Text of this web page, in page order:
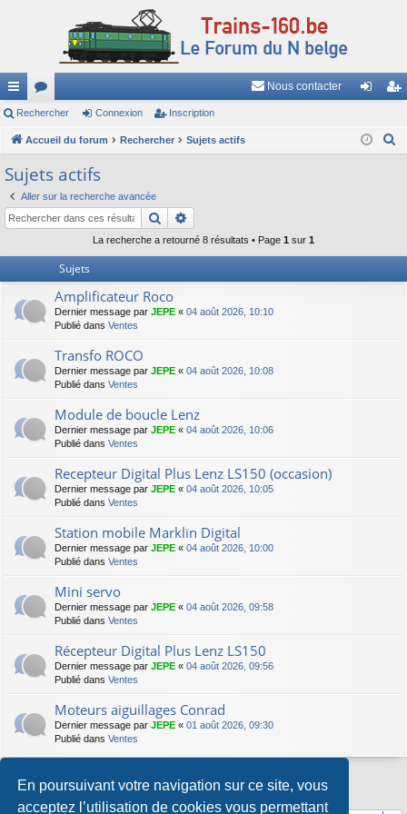
En poursuivant votre navigation sur ce site, vous
acceptez l’utilisation de cookies vous permettant
ac
co
ur
ci
s
or
u
m
s
Nous contacter
ne cri
Rechercher Connexion Inscription
Accueil du forum Rechercher Sujets actifs
c
Sujets actifs
Aller sur la recherche avancée
Rechercher
La recherche a retourné 8 résultats • Page 1 sur 1
Sujets
Amplificateur Roco
Dernier message par JEPE « 04 août 2026, 10:10
Publié dans Ventes
Transfo ROCO
Dernier message par JEPE « 04 août 2026, 10:08
Publié dans Ventes
Module de boucle Lenz
Dernier message par JEPE « 04 août 2026, 10:06
Publié dans Ventes
Recepteur Digital Plus Lenz LS150 (occasion)
Dernier message par JEPE « 04 août 2026, 10:05
Publié dans Ventes
Station mobile Marklïn Digital
Dernier message par JEPE « 04 août 2026, 10:00
Publié dans Ventes
Mini servo
Dernier message par JEPE « 04 août 2026, 09:58
Publié dans Ventes
Récepteur Digital Plus Lenz LS150
Dernier message par JEPE « 04 août 2026, 09:56
Publié dans Ventes
Moteurs aiguillages Conrad
Dernier message par JEPE « 01 août 2026, 09:30
Publié dans Ventes
La recherche a retourné 8 résultats • Page1sur1